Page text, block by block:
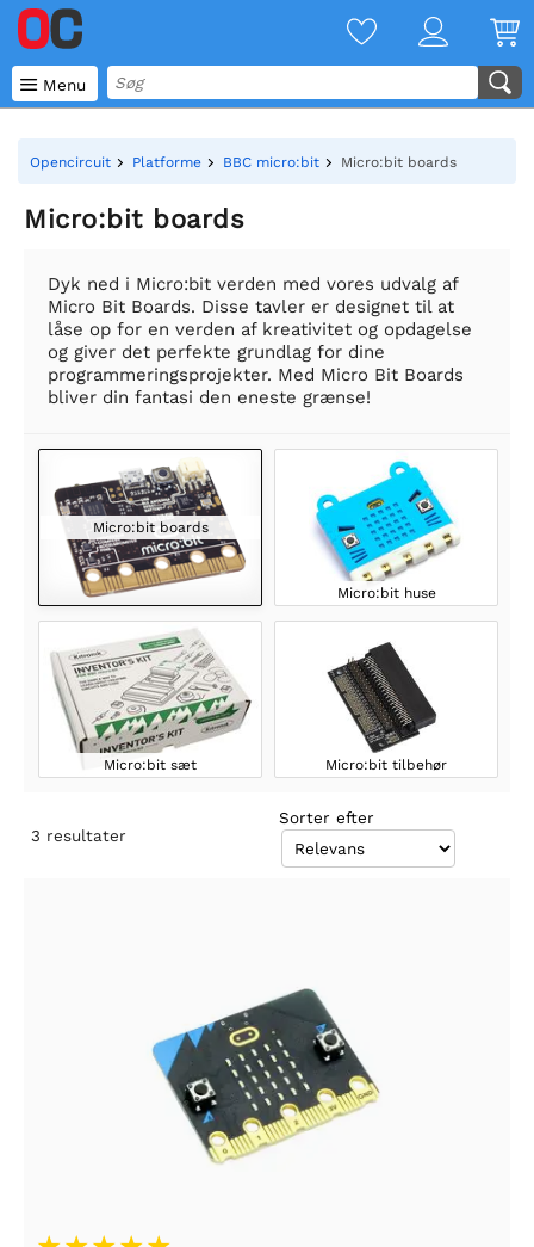
 Menu
Opencircuit Platforme BBC micro:bit Micro:bit boards
Micro:bit boards
Dyk ned i Micro:bit verden med vores udvalg af
Micro Bit Boards. Disse tavler er designet til at
låse op for en verden af kreativitet og opdagelse
og giver det perfekte grundlag for dine
programmeringsprojekter. Med Micro Bit Boards
bliver din fantasi den eneste grænse!
Micro:bit boards
Micro:bit huse
Micro:bit sæt Micro:bit tilbehør
3 resultater
Sorter efter